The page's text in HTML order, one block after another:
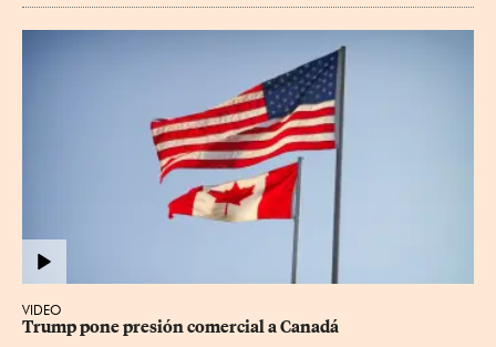
VIDEO
Trump pone presión comercial a Canadá